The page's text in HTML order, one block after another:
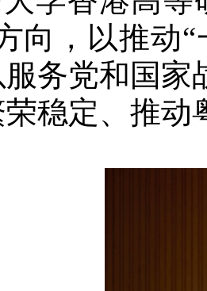
向，以推动
务党和国
稳定、推动